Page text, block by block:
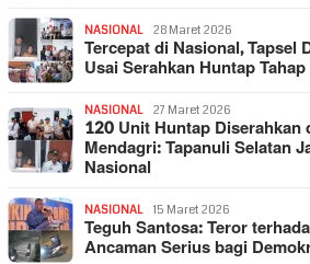
NASIONAL 28 Maret 2026
Tercepat di Nasional, Tapsel
Usai Serahkan Huntap
NASIONAL 27 Maret 2026
120 Unit Huntap Diserahkan
Mendagri: Tapanuli Selatan
Nasional
NASIONAL 15 Maret 2026
Teguh Santosa: Teror
Ancaman Serius bagi